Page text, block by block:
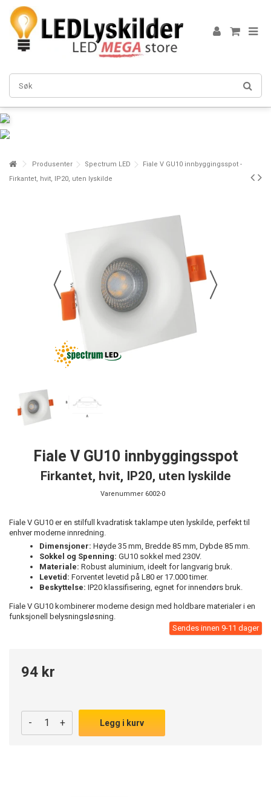
Produsenter Spectrum LED
Fiale V GU10 innbyggingsspot -
Firkantet, hvit, IP20, uten lyskilde
Fiale V GU10 innbyggingsspot
Firkantet, hvit, IP20, uten lyskilde
Varenummer 6002-0
Fiale V GU10 er en stilfull kvadratisk taklampe uten lyskilde, perfekt til
enhver moderne innredning.
Dimensjoner: Høyde 35 mm, Bredde 85 mm, Dybde 85 mm.
Sokkel og Spenning: GU10 sokkel med 230V.
Materiale: Robust aluminium, ideelt for langvarig bruk.
Levetid: Forventet levetid på L80 er 17.000 timer.
Beskyttelse: IP20 klassifisering, egnet for innendørs bruk.
Fiale V GU10 kombinerer moderne design med holdbare materialer i en
funksjonell belysningsløsning.
Sendes innen 9-11 dager
94 kr
- + Legg i kurv